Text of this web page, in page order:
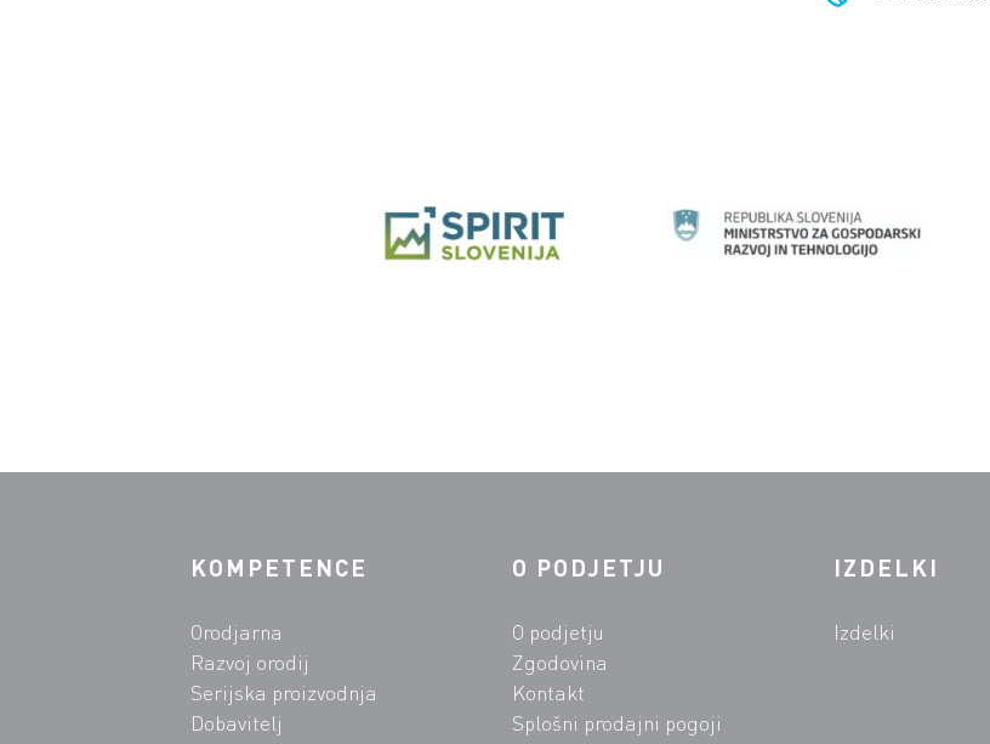
KOMPETENCE
Orodjarna
Razvoj orodij
Serijska proizvodnja
Dobavitelj
O PODJETJU
O podjetju
Zgodovina
Kontakt
Splošni prodajni pogoji
IZDELKI
Izdelki